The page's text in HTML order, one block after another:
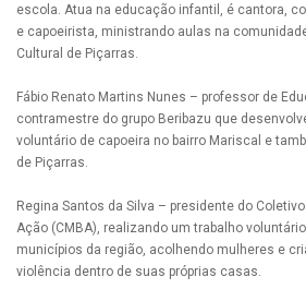
escola. Atua na educação infantil, é cantora,
e capoeirista, ministrando aulas na
Cultural de Piçarras.
Fábio Renato Martins Nunes – professor de
contramestre do grupo Beribazu que
voluntário de capoeira no bairro Mariscal e
de Piçarras.
Regina Santos da Silva – presidente do
Ação (CMBA), realizando um trabalho
municípios da região, acolhendo mulheres e
violência dentro de suas próprias casas.